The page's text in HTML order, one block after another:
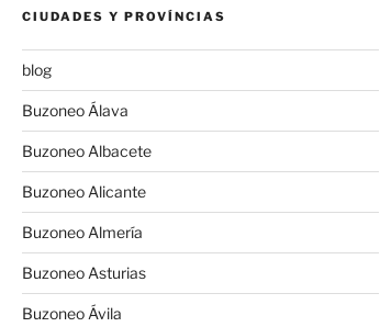
CIUDADES Y PROVÍNCIAS
blog
Buzoneo Álava
Buzoneo Albacete
Buzoneo Alicante
Buzoneo Almería
Buzoneo Asturias
Buzoneo Ávila